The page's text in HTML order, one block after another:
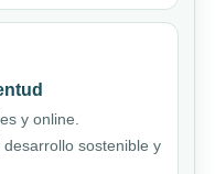
y online.
sostenible y